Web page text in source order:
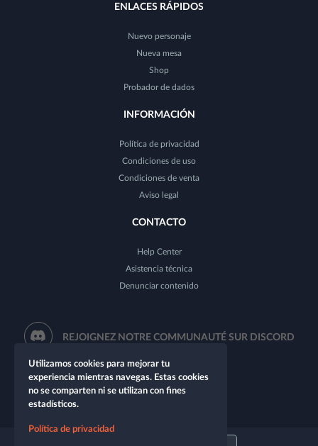
ENLACES RÁPIDOS
Nuevo personaje
Nueva mesa
Shop
Probador de dados
INFORMACIÓN
Política de privacidad
Condiciones de uso
Condiciones de venta
Aviso legal
CONTACTO
Help Center
Asistencia técnica
Denunciar contenido
REJOIGNEZ NOTRE COMMUNAUTÉ SUR DISCORD
Utilizamos cookies para mejorar tu
experiencia mientras navegas. Estas cookies
no se comparten ni se utilizan con fines
estadísticos.
Política de privacidad